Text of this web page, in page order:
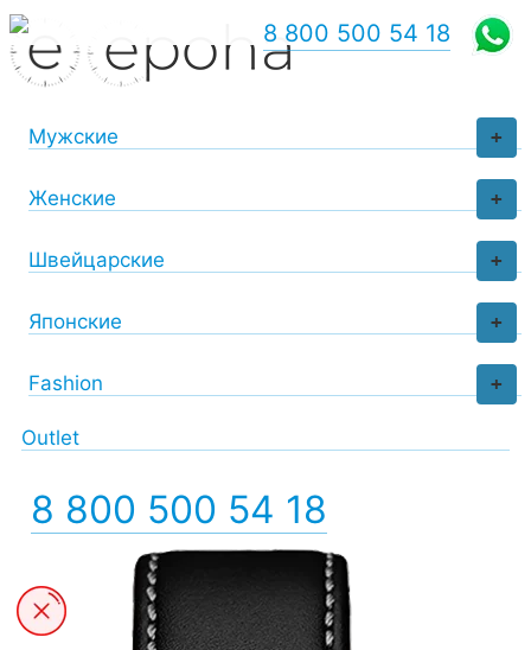
+
Мужские
+
Женские
+
Швейцарские
+
Японские
+
Fashion
Outlet
8 800 500 54 18
8 800 500 54 18